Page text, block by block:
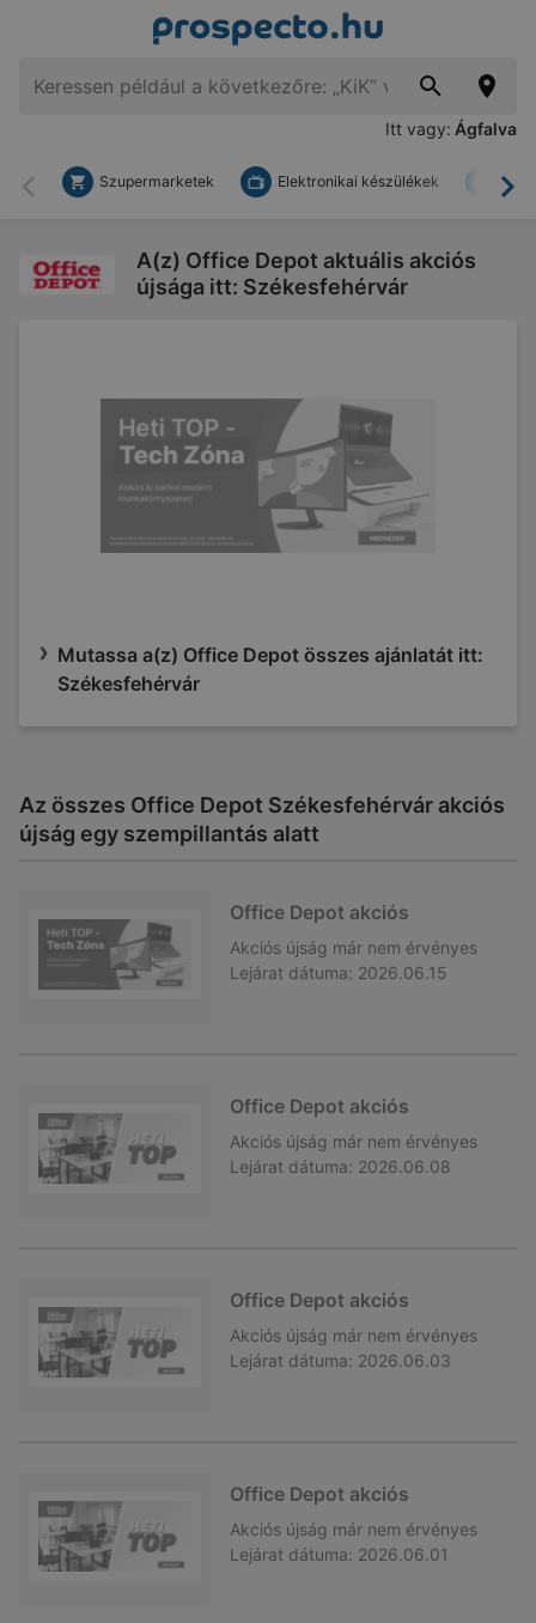
Itt vagy: Ágfalva
Vissza
Szupermarketek Elektronikai készülékek
A(z) Office Depot aktuális akciós
újsága itt: Székesfehérvár
Mutassa a(z) Office Depot összes ajánlatát itt:
Székesfehérvár
Az összes Office Depot Székesfehérvár akciós
újság egy szempillantás alatt
Office Depot akciós
Akciós újság már nem érvényes
Lejárat dátuma: 2026.06.15
Office Depot akciós
Akciós újság már nem érvényes
Lejárat dátuma: 2026.06.08
Office Depot akciós
Akciós újság már nem érvényes
Lejárat dátuma: 2026.06.03
Office Depot akciós
Akciós újság már nem érvényes
Lejárat dátuma: 2026.06.01